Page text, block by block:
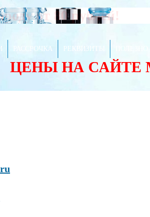
от 80 рублей!
РАССРОЧКА РЕКВИЗИТЫ
ЦЕНЫ НА САЙТЕ